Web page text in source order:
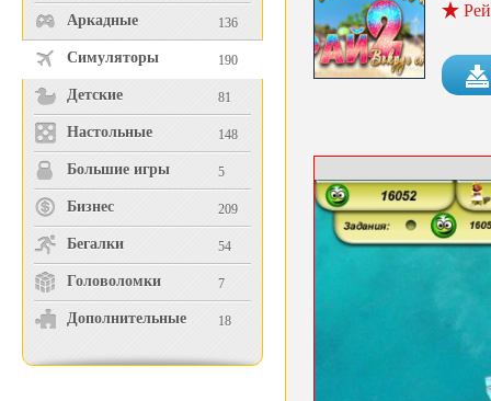
Аркадные 136
Симуляторы 190
Детские 81
Настольные 148
Большие игры 5
Бизнес 209
Бегалки 54
Головоломки 7
Дополнительные 18